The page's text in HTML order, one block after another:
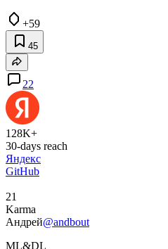
+59
45
22
128K+
30-days reach
Яндекс
GitHub
21
Karma
Андрей@andbout
ML&DL